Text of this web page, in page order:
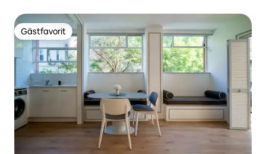
Gästfavorit
Gästfavorit